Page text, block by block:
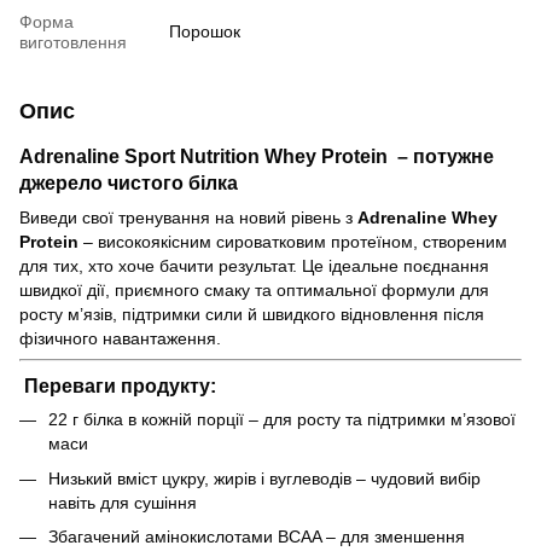
Форма
виготовлення
Порошок
Опис
Adrenaline Sport Nutrition Whey Protein – потужне
джерело чистого білка
Виведи свої тренування на новий рівень з Adrenaline Whey
Protein – високоякісним сироватковим протеїном, створеним
для тих, хто хоче бачити результат. Це ідеальне поєднання
швидкої дії, приємного смаку та оптимальної формули для
росту м’язів, підтримки сили й швидкого відновлення після
фізичного навантаження.
Переваги продукту:
22 г білка в кожній порції – для росту та підтримки м’язової
маси
Низький вміст цукру, жирів і вуглеводів – чудовий вибір
навіть для сушіння
Збагачений амінокислотами BCAA – для зменшення